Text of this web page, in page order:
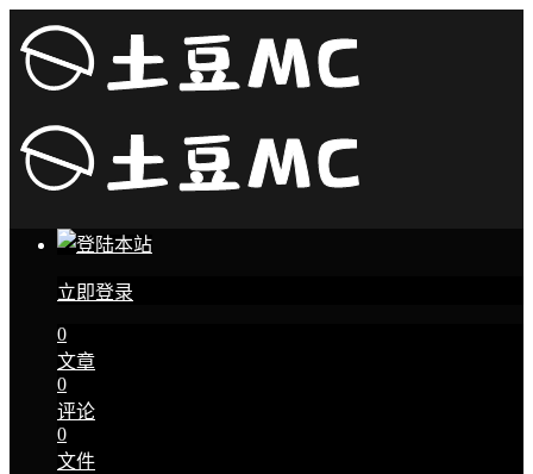
立即登录
0
文章
0
评论
0
文件